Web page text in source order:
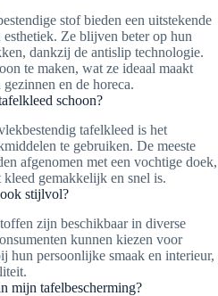
stof bieden een uitstekende
Ze blijven beter op hun
dankzij de antislip technologie.
te maken, wat ze ideaal maakt
en de horeca.
schoon?
tafelkleed is het
te gebruiken. De meeste
afgenomen met een vochtige doek,
gemakkelijk en snel is.
stijlvol?
zijn beschikbaar in diverse
kunnen kiezen voor
hun persoonlijke smaak en interieur,
mijn tafelbescherming?